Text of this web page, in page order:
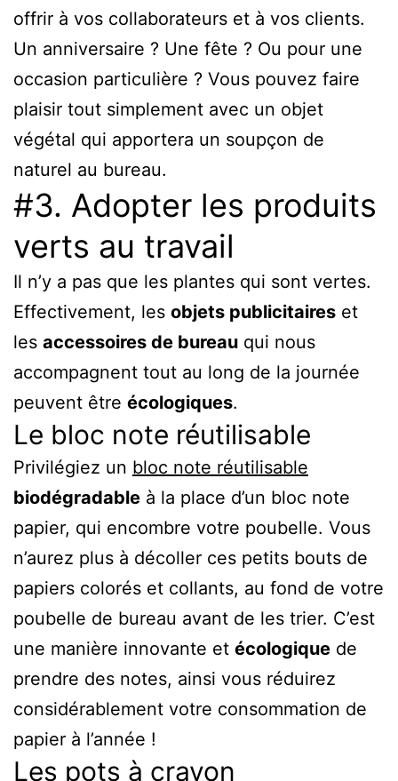
offrir à vos collaborateurs et à vos clients.
Un anniversaire ? Une fête ? Ou pour une
occasion particulière ? Vous pouvez faire
plaisir tout simplement avec un objet
végétal qui apportera un soupçon de
naturel au bureau.
#3. Adopter les produits
verts au travail
Il n’y a pas que les plantes qui sont vertes.
Effectivement, les objets publicitaires et
les accessoires de bureau qui nous
accompagnent tout au long de la journée
peuvent être écologiques.
Le bloc note réutilisable
Privilégiez un bloc note réutilisable
biodégradable à la place d’un bloc note
papier, qui encombre votre poubelle. Vous
n’aurez plus à décoller ces petits bouts de
papiers colorés et collants, au fond de votre
poubelle de bureau avant de les trier. C’est
une manière innovante et écologique de
prendre des notes, ainsi vous réduirez
considérablement votre consommation de
papier à l’année !
Les pots à crayon